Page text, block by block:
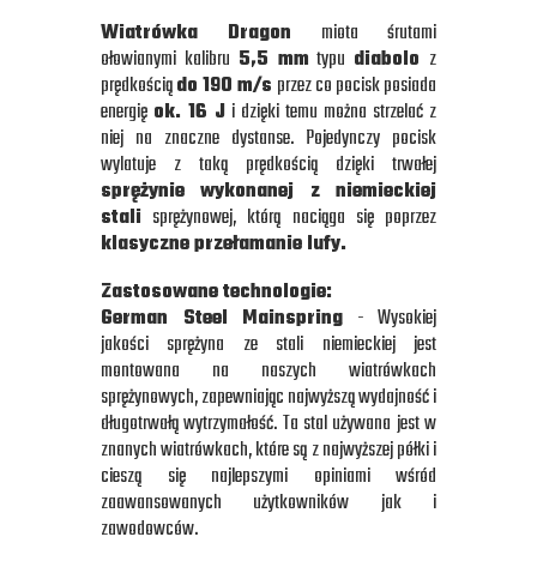
Wiatrówka Dragon miota śrutami
ołowianymi kalibru 5,5 mm typu diabolo z
prędkościądo 190 m/s przez co pocisk posiada
energię ok. 16 J i dzięki temu można strzelać z
niej na znaczne dystanse. Pojedynczy pocisk
wylatuje z taką prędkością dzięki trwałej
sprężynie wykonanej z niemieckiej
stali sprężynowej, którą naciąga się poprzez
klasyczne przełamanie lufy.
Zastosowane technologie:
German Steel Mainspring - Wysokiej
jakości sprężyna ze stali niemieckiej jest
montowana na naszych wiatrówkach
sprężynowych, zapewniając najwyższą wydajność i
długotrwałą wytrzymałość. Ta stal używana jest w
znanych wiatrówkach, które są z najwyższej półki i
cieszą się najlepszymi opiniami wśród
zaawansowanych użytkowników jak i
zawodowców.